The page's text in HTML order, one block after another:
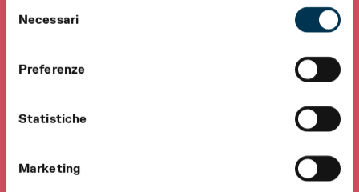
delNecessari
Preferenze
Statistiche
Marketing